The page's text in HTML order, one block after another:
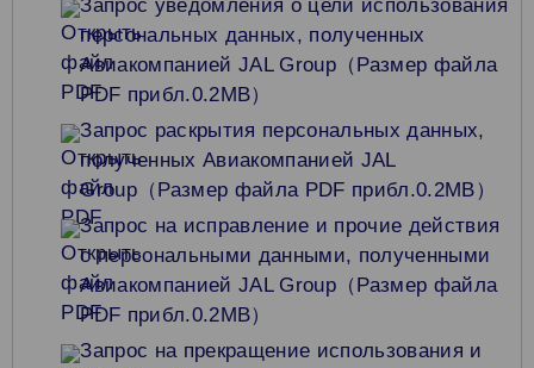
Запрос уведомления о цели использования
персональных данных, полученных
Авиакомпанией JAL Group（Размер файла
PDF прибл.0.2MB）
Запрос раскрытия персональных данных,
полученных Авиакомпанией JAL
Group（Размер файла PDF прибл.0.2MB）
Запрос на исправление и прочие действия
с персональными данными, полученными
Авиакомпанией JAL Group（Размер файла
PDF прибл.0.2MB）
Запрос на прекращение использования и